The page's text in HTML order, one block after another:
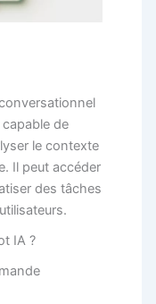
de
le contexte
Il peut accéder
des tâches
IA ?